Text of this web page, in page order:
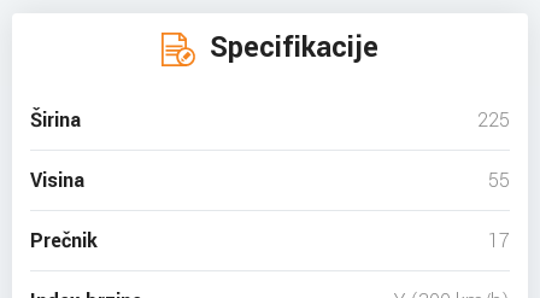
Specifikacije
Širina 225
Visina 55
Prečnik 17